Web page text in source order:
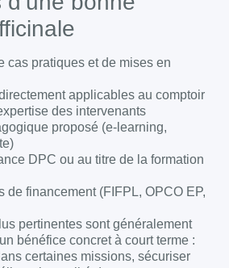
cas pratiques et de mises en
applicables au comptoir
des intervenants
proposé (e-learning,
DPC ou au titre de la formation
de financement (FIFPL, OPCO EP,
pertinentes sont généralement
bénéfice concret à court terme :
certaines missions, sécuriser